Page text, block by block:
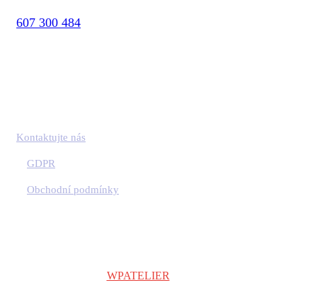
607 300 484
Kontaktujte nás
GDPR
Obchodní podmínky
WPATELIER